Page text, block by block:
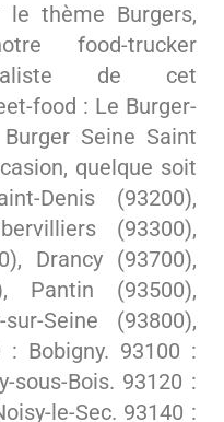
thème Burgers,
food-trucker
de cet
food : Le Burger-
Seine Saint
quelque soit
Denis (93200),
(93300),
Drancy (93700),
Pantin (93500),
Seine (93800),
: Bobigny. 93100 :
sous-Bois. 93120 :
le-Sec. 93140 :